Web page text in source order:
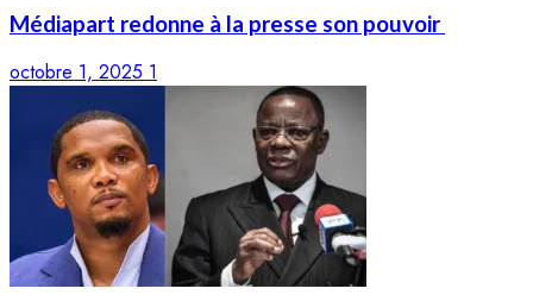
Médiapart redonne à la presse son pouvoir
octobre 1, 2025 1